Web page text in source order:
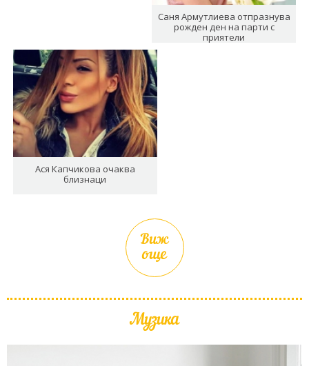
Саня Армутлиева отпразнува
рожден ден на парти с
приятели
Ася Капчикова очаква
близнаци
Виж
още
Музика